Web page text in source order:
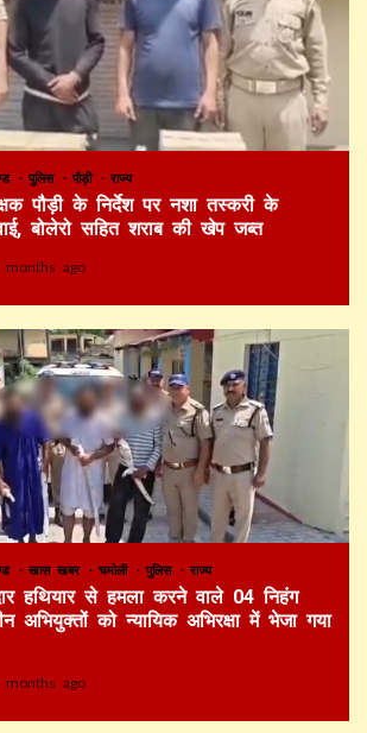
पुलिस पौड़ी राज्य
पौड़ी के निर्देश पर नशा तस्करी के
बोलेरो सहित शराब की खेप जब्त
months ago
खास खबर चमोली पुलिस राज्य
हथियार से हमला करने वाले 04 निहंग
अभियुक्तों को न्यायिक अभिरक्षा में भेजा गया
months ago